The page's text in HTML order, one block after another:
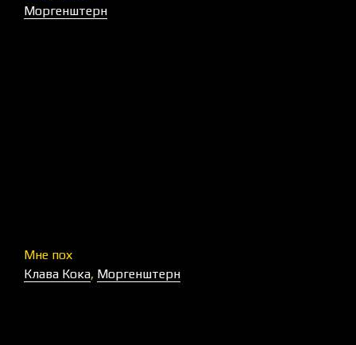
Моргенштерн
Мне пох
Клава Кока, Моргенштерн